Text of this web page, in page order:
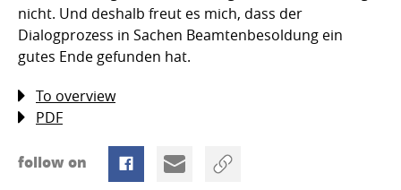
nicht. Und deshalb freut es mich, dass der
Dialogprozess in Sachen Beamtenbesoldung ein
gutes Ende gefunden hat.
To overview
PDF
follow on